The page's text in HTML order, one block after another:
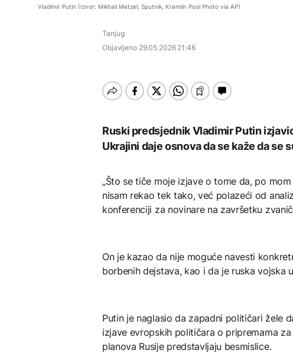
AKTUELNO
upućeni u Konjic da
pomognu u gašenju
cjevovoda prema
Sarajevski vatrogasci
upućeni u Konjic da
Zelenski stigao u Srbiju
AKTUELNO
nosila krovove u
Rumuniji
Španija od sutra uvodi
privremene kontrole za
putnike iz Italije
Pripremite se za nebeski
spektakl: Kiša meteora
augusta
TEHNOLOGIJA
Istorijska presuda protiv
miliona dolara
KULTURA
Rat i pijesak prijete
drevnim piramidama
Vladimir Putin (Izvor: Mikhail Metzel, Sputnik, Kremlin Pool Photo via AP)
Tanjug
Objavljeno 29.05.2026 21:46
Ruski predsjednik Vladimir Putin
Ukrajini daje osnova da se kaže da se
„Što se tiče moje izjave o tome da, po
nisam rekao tek tako, već polazeći od
konferenciji za novinare na završetku
On je kazao da nije moguće navesti
borbenih dejstava, kao i da je ruska vojska
Putin je naglasio da zapadni političari žele
izjave evropskih političara o pripremama
planova Rusije predstavljaju besmislice.